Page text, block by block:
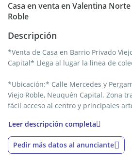
Casa en venta en Valentina Norte
Roble
Descripción
*Venta de Casa en Barrio Privado
Capital* Llega al lugar la linea de
*Ubicación:* Calle Mercedes y
Viejo Roble, Neuquén Capital. Zona
fácil acceso al centro y principales
*Sobre el Barrio Viejo Roble:*
Entorno residencial con amplios
familias que buscan disfrutar de
Leer descripción completa
Pedir más datos al anunciante